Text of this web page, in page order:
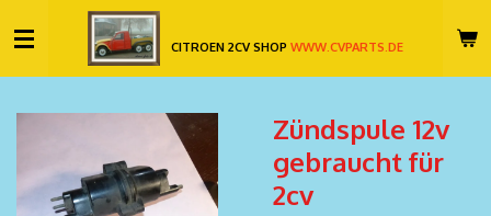
Hauptinhalt
springen
CITROEN 2CV SHOPWWW.CVPARTS.DE
Zündspule 12v
gebraucht für
2cv